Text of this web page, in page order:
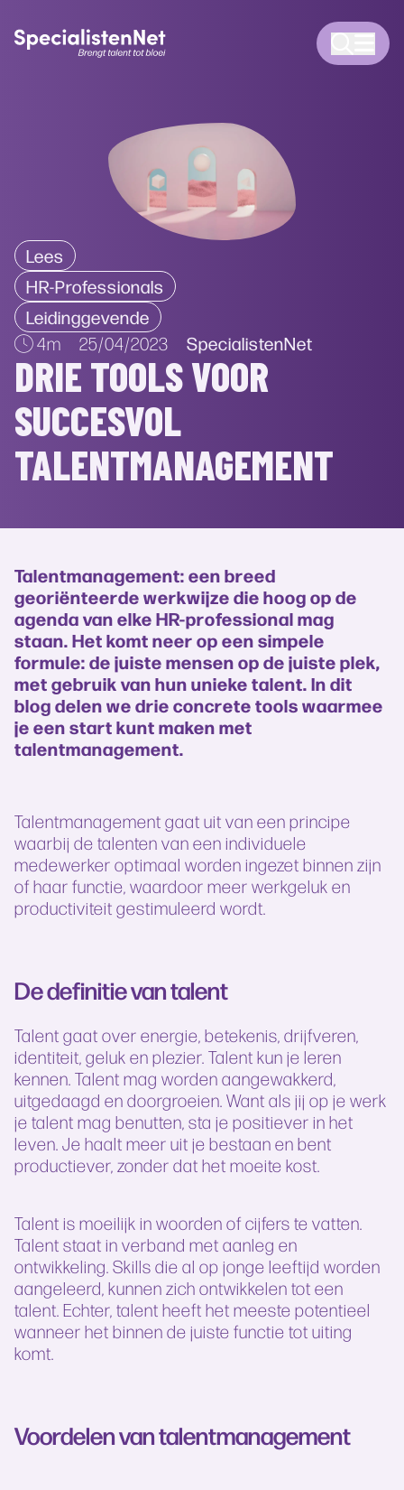
Lees
HR-Professionals
Leidinggevende
4m 25/04/2023 SpecialistenNet
DRIE TOOLS VOOR
SUCCESVOL
TALENTMANAGEMENT
Talentmanagement: een breed
georiënteerde werkwijze die hoog op de
agenda van elke HR-professional mag
staan. Het komt neer op een simpele
formule: de juiste mensen op de juiste plek,
met gebruik van hun unieke talent. In dit
blog delen we drie concrete tools waarmee
je een start kunt maken met
talentmanagement.
Talentmanagement gaat uit van een principe
waarbij de talenten van een individuele
medewerker optimaal worden ingezet binnen zijn
of haar functie, waardoor meer werkgeluk en
productiviteit gestimuleerd wordt.
De definitie van talent
Talent gaat over energie, betekenis, drijfveren,
identiteit, geluk en plezier. Talent kun je leren
kennen. Talent mag worden aangewakkerd,
uitgedaagd en doorgroeien. Want als jij op je werk
je talent mag benutten, sta je positiever in het
leven. Je haalt meer uit je bestaan en bent
productiever, zonder dat het moeite kost.
Talent is moeilijk in woorden of cijfers te vatten.
Talent staat in verband met aanleg en
ontwikkeling. Skills die al op jonge leeftijd worden
aangeleerd, kunnen zich ontwikkelen tot een
talent. Echter, talent heeft het meeste potentieel
wanneer het binnen de juiste functie tot uiting
komt.
Voordelen van talentmanagement